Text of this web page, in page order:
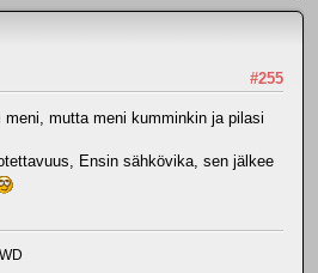
#255
meni, mutta meni kumminkin ja pilasi
Ensin sähkövika, sen jälkee